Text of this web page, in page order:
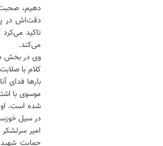
دهیم، صحبت
دقت‌اش در
تاکید
می‌کند.
وی در بخش
کلام با
بارها فدای
موسوی با
شده است. او
در سیل
امیر
حمایت